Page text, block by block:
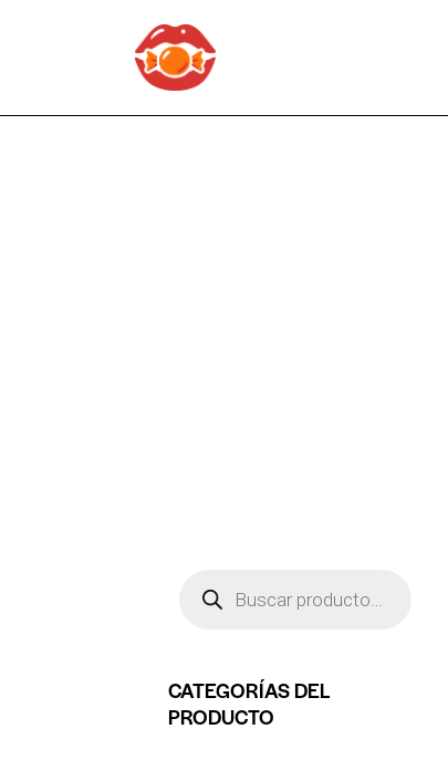
CATEGORÍAS DEL
PRODUCTO